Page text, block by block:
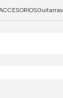
Guitarras